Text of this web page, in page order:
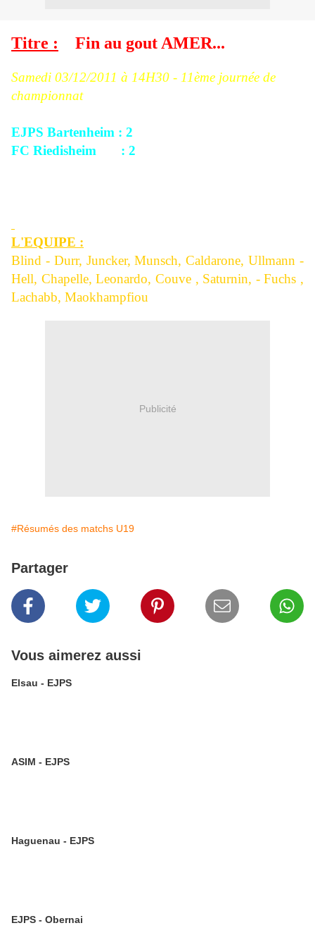
Titre : Fin au gout AMER...
Samedi 03/12/2011 à 14H30 - 11ème journée de
championnat
EJPS Bartenheim : 2
FC Riedisheim : 2
L'EQUIPE :
Blind - Durr, Juncker, Munsch, Caldarone, Ullmann -
Hell, Chapelle, Leonardo, Couve , Saturnin, - Fuchs ,
Lachabb, Maokhampfiou
Publicité
#Résumés des matchs U19
Partager
Vous aimerez aussi
Elsau - EJPS
ASIM - EJPS
Haguenau - EJPS
EJPS - Obernai